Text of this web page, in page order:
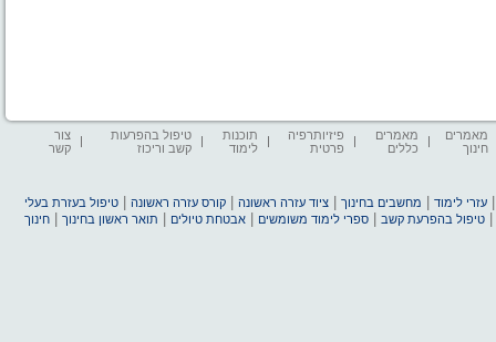
מאמרים
חינוך
מאמרים
כללים
פיזיותרפיה
פרטית
תוכנות
לימוד
טיפול בהפרעות
קשב וריכוז
צור
קשר
עזרי לימוד מחשבים בחינוך |ציוד עזרה ראשונה |קורס עזרה ראשונה |טיפול בעזרת בעלי
|טיפול בהפרעת קשב |ספרי לימוד משומשים |אבטחת טיולים תואר ראשון בחינוך |חינוך